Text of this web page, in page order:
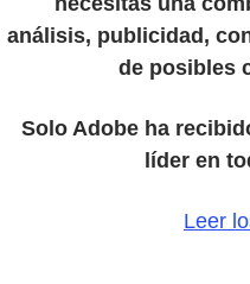
análisis, publicidad,
de posibles
Solo Adobe ha
líder en
Leer